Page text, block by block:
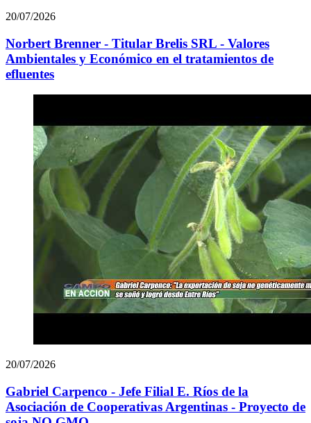
20/07/2026
Norbert Brenner - Titular Brelis SRL - Valores
Ambientales y Económico en el tratamientos de
efluentes
20/07/2026
Gabriel Carpenco - Jefe Filial E. Ríos de la
Asociación de Cooperativas Argentinas - Proyecto de